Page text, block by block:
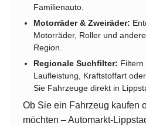
Familienauto.
Motorräder & Zweiräder:
Motorräder, Roller und
Region.
Regionale Suchfilter: Filtern
Laufleistung, Kraftstoffart
Sie Fahrzeuge direkt in
Ob Sie ein Fahrzeug kaufen
möchten – Automarkt-